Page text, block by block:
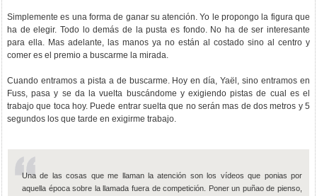
Simplemente es una forma de ganar su atención. Yo le propongo la figura que
ha de elegir. Todo lo demás de la pusta es fondo. No ha de ser interesante
para ella. Mas adelante, las manos ya no están al costado sino al centro y
comer es el premio a buscarme la mirada.
Cuando entramos a pista a de buscarme. Hoy en día, Yaël, sino entramos en
Fuss, pasa y se da la vuelta buscándome y exigiendo pistas de cual es el
trabajo que toca hoy. Puede entrar suelta que no serán mas de dos metros y 5
segundos los que tarde en exigirme trabajo.
Una de las cosas que me llaman la atención son los vídeos que ponias por
aquella época sobre la llamada fuera de competición. Poner un puñao de pienso,